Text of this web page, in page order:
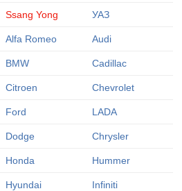
Ssang Yong УАЗ
Alfa Romeo Audi
BMW Cadillac
Citroen Chevrolet
Ford LADA
Dodge Chrysler
Honda Hummer
Hyundai Infiniti